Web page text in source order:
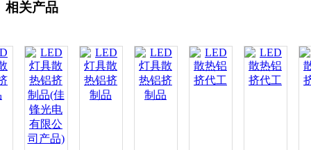
相关产品